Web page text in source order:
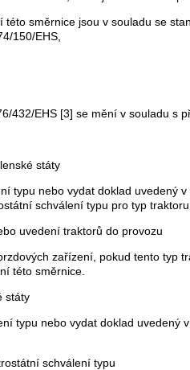
této směrnice jsou v souladu se
150/EHS,
432/EHS [3] se mění v souladu s
státy
typu nebo vydat doklad uvedený
schválení typu pro typ
uvedení traktorů do provozu
zařízení, pokud tento typ
této směrnice.
státy
typu nebo vydat doklad uvedený
schválení typu